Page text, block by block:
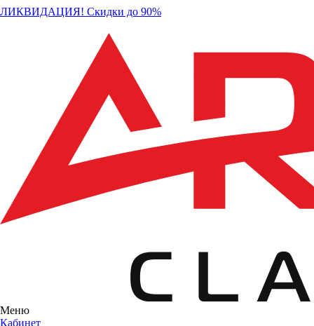
ЛИКВИДАЦИЯ! Скидки до 90%
Меню
Кабинет